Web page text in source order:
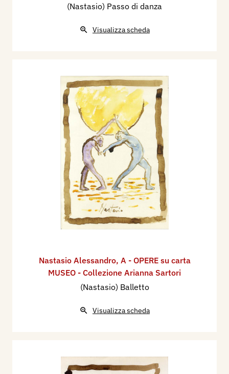
(Nastasio) Passo di danza
Visualizza scheda
Nastasio Alessandro, A - OPERE su carta
MUSEO - Collezione Arianna Sartori
(Nastasio) Balletto
Visualizza scheda